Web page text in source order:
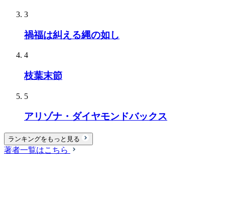
3
禍福は糾える縄の如し
4
枝葉末節
5
アリゾナ・ダイヤモンドバックス
ランキングをもっと見る
著者一覧はこちら